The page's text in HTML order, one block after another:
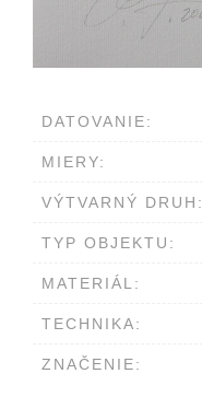
DATOVANIE:
MIERY:
VÝTVARNÝ DRUH:
TYP OBJEKTU:
MATERIÁL:
TECHNIKA:
ZNAČENIE: